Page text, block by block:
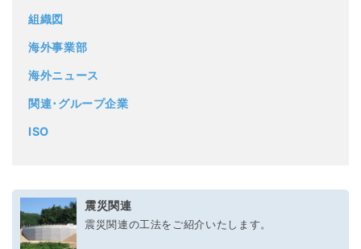
組織図
海外事業部
海外ニュース
関連･グループ企業
ISO
震災関連
震災関連の工法をご紹介いたします。